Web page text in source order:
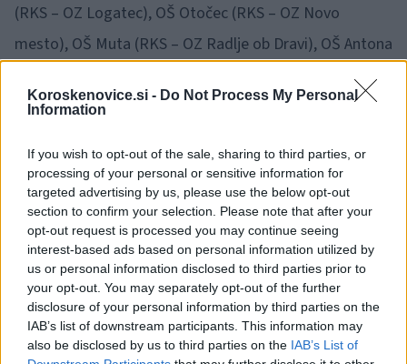
Koroskenovice.si - Do Not Process My Personal
Information
If you wish to opt-out of the sale, sharing to third parties, or
processing of your personal or sensitive information for
targeted advertising by us, please use the below opt-out
section to confirm your selection. Please note that after your
opt-out request is processed you may continue seeing
interest-based ads based on personal information utilized by
us or personal information disclosed to third parties prior to
your opt-out. You may separately opt-out of the further
disclosure of your personal information by third parties on the
IAB’s list of downstream participants. This information may
also be disclosed by us to third parties on the IAB’s List of
(RKS – OZ Logatec), OŠ Otočec (RKS – OZ Novo
mesto), OŠ Muta (RKS – OZ Radlje ob Dravi), OŠ Antona
Tomaža Linharta Radovljica (RKS – OZ Radovljica), OŠ
Pohorskega odreda Slovenska Bistrica (RKS – OZ
Zagorje ob Savi) in lanskoletni zmagovalci, OŠ
Šempeter v Savinjski dolini (RKS – OZ Žalec).
Osnovnošolce ob 9.30 uri najprej čaka teoretični
preizkus znanja, na deloviščih pa bodo svoja
praktična znanja prve pomoči preverjali med 10.30
in 14. uro. Pet delovnih mestih se nahaja na